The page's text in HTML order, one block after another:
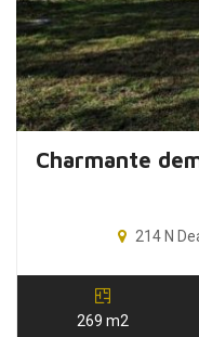
214 N
269 m2